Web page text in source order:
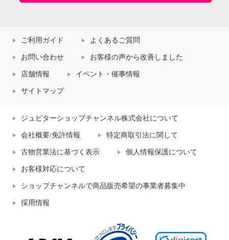
ご利用ガイド よくあるご質問
お問い合わせ お客様の声から改善しました
店舗情報 イベント・催事情報
サイトマップ
ジュピターショップチャンネル株式会社について
会社概要/免許情報 特定商取引法に関して
古物営業法に基づく表示 個人情報保護について
お客様対応について
ショップチャンネルで商品販売希望の事業者募集中
採用情報